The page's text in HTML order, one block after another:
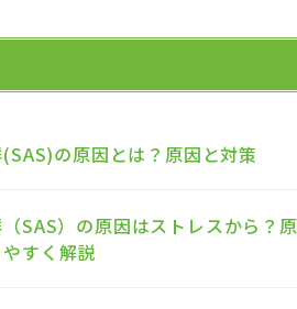
の原因とは？原因と対策
SAS）の原因はストレスから？原
すく解説